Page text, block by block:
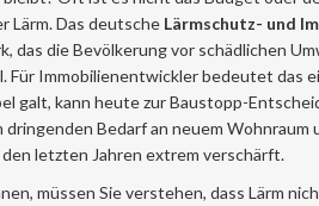
Lärm. Das deutsche Lärmschutz- und
das die Bevölkerung vor schädlichen
. Für Immobilienentwickler bedeutet das
galt, kann heute zur Baustopp-
dringenden Bedarf an neuem
letzten Jahren extrem verschärft.
müssen Sie verstehen, dass Lärm